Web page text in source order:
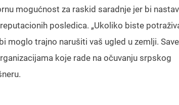
mogućnost za raskid saradnje jer bi
posledica. „Ukoliko biste
moglo trajno narušiti vaš ugled u zemlji.
koje rade na očuvanju srpskog